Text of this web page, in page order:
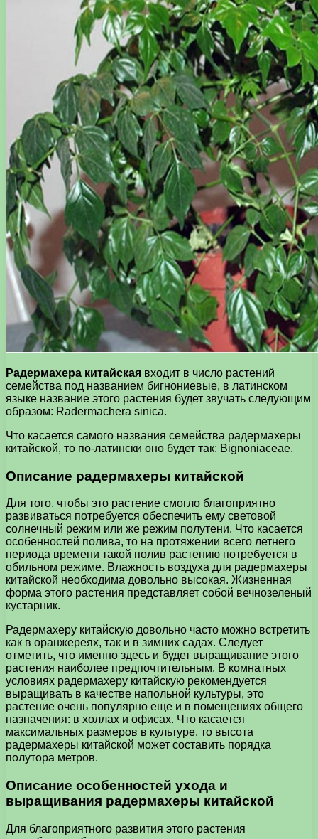
Радермахера китайская входит в число растений
семейства под названием бигнониевые, в латинском
языке название этого растения будет звучать следующим
образом: Radermachera sinica.
Что касается самого названия семейства радермахеры
китайской, то по-латински оно будет так: Bignoniaceae.
Описание радермахеры китайской
Для того, чтобы это растение смогло благоприятно
развиваться потребуется обеспечить ему световой
солнечный режим или же режим полутени. Что касается
особенностей полива, то на протяжении всего летнего
периода времени такой полив растению потребуется в
обильном режиме. Влажность воздуха для радермахеры
китайской необходима довольно высокая. Жизненная
форма этого растения представляет собой вечнозеленый
кустарник.
Радермахеру китайскую довольно часто можно встретить
как в оранжереях, так и в зимних садах. Следует
отметить, что именно здесь и будет выращивание этого
растения наиболее предпочтительным. В комнатных
условиях радермахеру китайскую рекомендуется
выращивать в качестве напольной культуры, это
растение очень популярно еще и в помещениях общего
назначения: в холлах и офисах. Что касается
максимальных размеров в культуре, то высота
радермахеры китайской может составить порядка
полутора метров.
Описание особенностей ухода и
выращивания радермахеры китайской
Для благоприятного развития этого растения